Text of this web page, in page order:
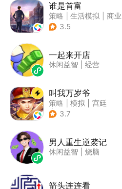
谁是首富
策略 生活模拟
商业
| 写实
3.5
一起来开店
休闲益智 经营
叫我万岁爷
策略 模拟
宫廷
| 剧情
3.7
男人重生逆袭记
休闲益智 烧脑
箭头连连看